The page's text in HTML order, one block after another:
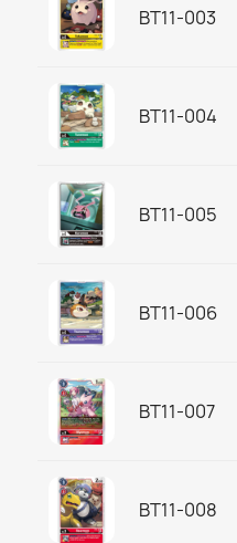
BT11-003
BT11-004
BT11-005
BT11-006
BT11-007
BT11-008